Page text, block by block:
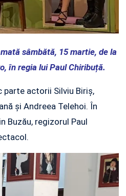
sâmbătă, 15 martie, de la
în regia lui Paul Chiribuță.
actorii Silviu Biriș,
și Andreea Telehoi. În
Buzău, regizorul Paul